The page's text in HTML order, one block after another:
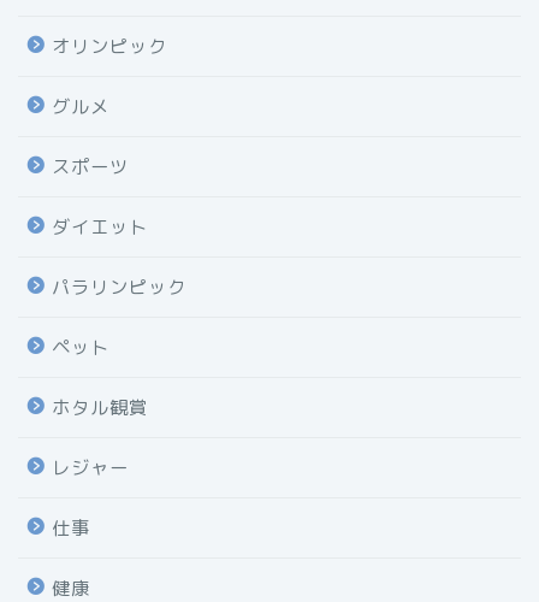
オリンピック
グルメ
スポーツ
ダイエット
パラリンピック
ペット
ホタル観賞
レジャー
仕事
健康